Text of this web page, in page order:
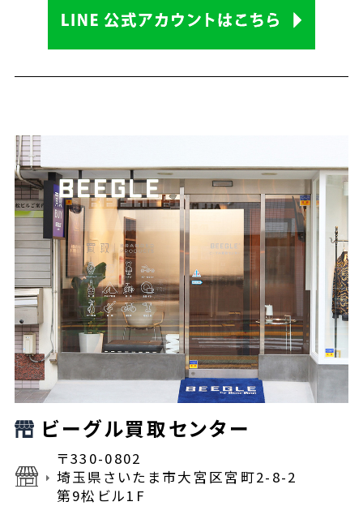
ビーグル買取センター
〒330-0802
埼玉県さいたま市大宮区宮町2-8-2
第9松ビル1F